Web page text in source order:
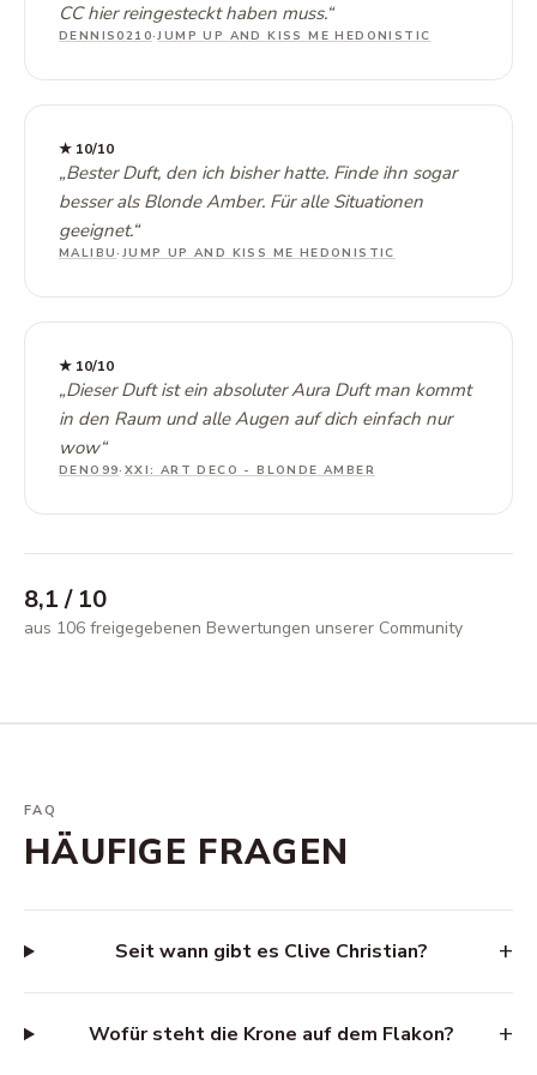
CC hier reingesteckt haben muss.“
DENNIS0210·JUMP UP AND KISS ME HEDONISTIC
★ 10/10
„Bester Duft, den ich bisher hatte. Finde ihn sogar
besser als Blonde Amber. Für alle Situationen
geeignet.“
MALIBU· JUMP UP AND KISS ME HEDONISTIC
★ 10/10
„Dieser Duft ist ein absoluter Aura Duft man kommt
in den Raum und alle Augen auf dich einfach nur
wow“
DENO99· XXI: ART DECO - BLONDE AMBER
8,1/ 10
aus 106 freigegebenen Bewertungen unserer Community
FAQ
HÄUFIGE FRAGEN
Seit wann gibt es Clive Christian? +
Wofür steht die Krone auf dem Flakon? +